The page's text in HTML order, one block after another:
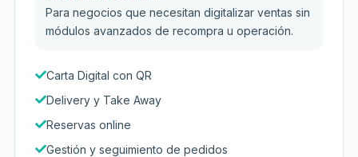
Para negocios que necesitan digitalizar ventas sin
módulos avanzados de recompra u operación.
Carta Digital con QR
Delivery y Take Away
Reservas online
Gestión y seguimiento de pedidos